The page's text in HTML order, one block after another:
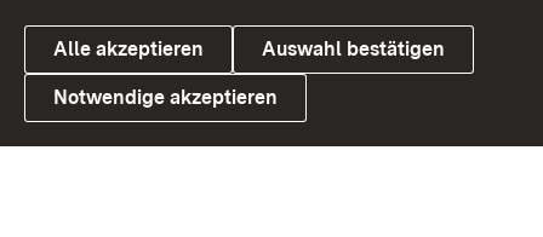
Link zum Landesportal
Alle akzeptieren Auswahl bestätigen
Notwendige akzeptieren